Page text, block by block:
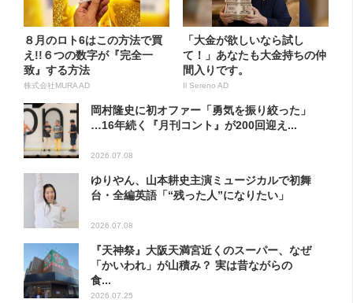
８月のロト6はこの方法で買
え!!６つの数字が『完全一
致』する方法
株式会社MURA AD
「大金が欲しいなら試し
て！」あなたも大金持ちの仲
間入りです。
Il Sereno AD
岡村隆史に初オファー「勇気を振り絞った」
…16年続く『月刊コント』が200回迎え...
2026.07.08
ゆりやん、山本耕史主演ミュージカルで初舞
台・全編英語「“残った人”になりたい」
2026.07.08
『天神祭』大阪天満宮近くのスーパー、なぜ
「かいわれ」が山積み？ 実は昔ながらの
食...
2026.07.25